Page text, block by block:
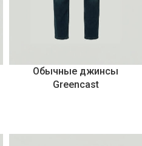
Обычные джинсы
Greencast